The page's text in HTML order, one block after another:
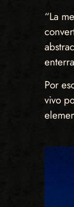
“La
Por
vivo